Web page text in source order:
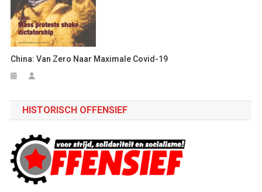
China: Van Zero Naar Maximale Covid-19
HISTORISCH OFFENSIEF